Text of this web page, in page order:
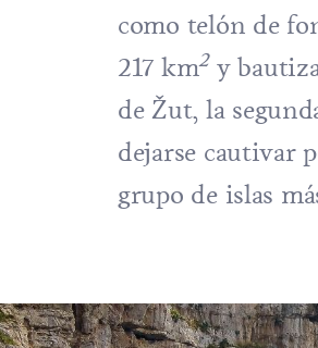
como telón de
217 km2y
de Žut, la
dejarse cautivar
grupo de islas